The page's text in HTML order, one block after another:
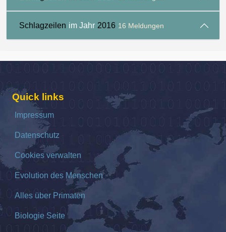
Schlagzeilen im Jahr 2016 16 Meldungen
Quick links
Impressum
Datenschutz
Cookies verwalten
Evolution des Menschen
Alles über Primaten
Biologie Seite